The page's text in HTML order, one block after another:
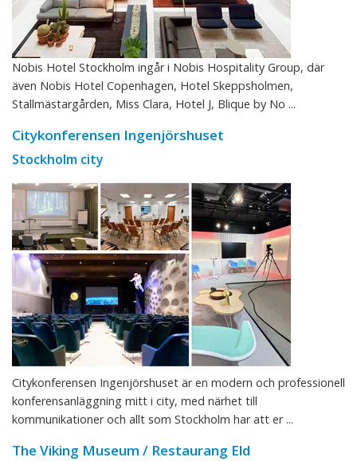
Nobis Hotel Stockholm ingår i Nobis Hospitality Group, där
även Nobis Hotel Copenhagen, Hotel Skeppsholmen,
Stallmästargården, Miss Clara, Hotel J, Blique by No ...
Citykonferensen Ingenjörshuset
Stockholm city
Citykonferensen Ingenjörshuset är en modern och professionell
konferensanläggning mitt i city, med närhet till
kommunikationer och allt som Stockholm har att er ...
The Viking Museum / Restaurang Eld